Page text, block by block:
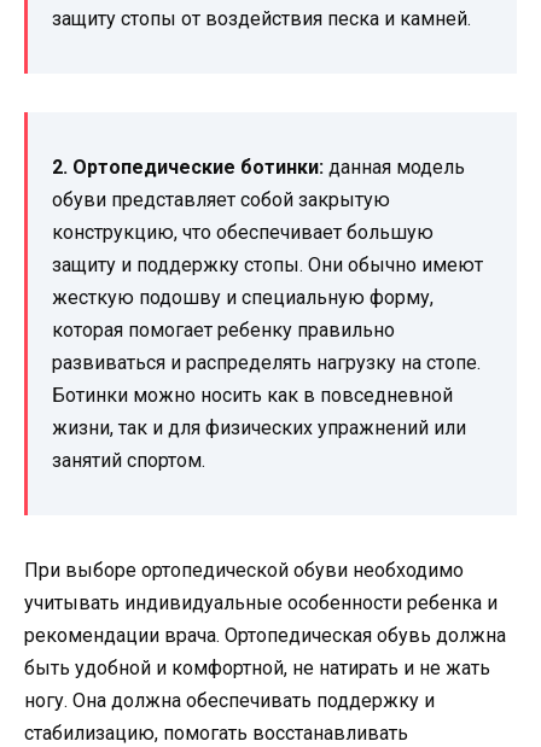
защиту стопы от воздействия песка и камней.
2. Ортопедические ботинки: данная модель
обуви представляет собой закрытую
конструкцию, что обеспечивает большую
защиту и поддержку стопы. Они обычно имеют
жесткую подошву и специальную форму,
которая помогает ребенку правильно
развиваться и распределять нагрузку на стопе.
Ботинки можно носить как в повседневной
жизни, так и для физических упражнений или
занятий спортом.
При выборе ортопедической обуви необходимо
учитывать индивидуальные особенности ребенка и
рекомендации врача. Ортопедическая обувь должна
быть удобной и комфортной, не натирать и не жать
ногу. Она должна обеспечивать поддержку и
стабилизацию, помогать восстанавливать